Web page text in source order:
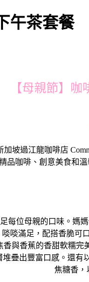
午茶套餐
【母親節】
坡過江龍咖啡店
品咖啡、創意美食和
每位母親的口味。媽
啖滿足， 配搭香脆可
香與香蕉的香甜軟糯完
疊出豐富口感。還有
焦糖香，